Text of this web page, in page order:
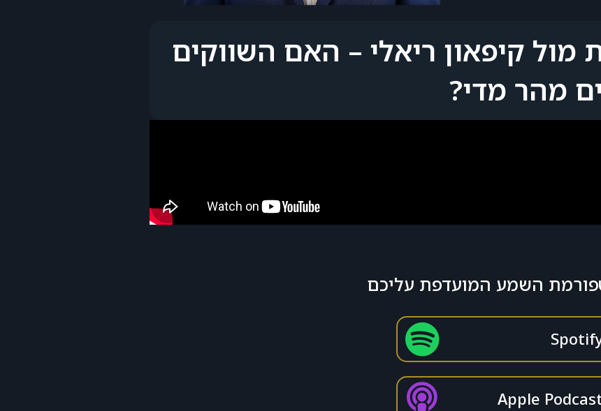
מול קיפאון ריאלי – האם השווקים
מהר מדי?
השמע המועדפת עליכם